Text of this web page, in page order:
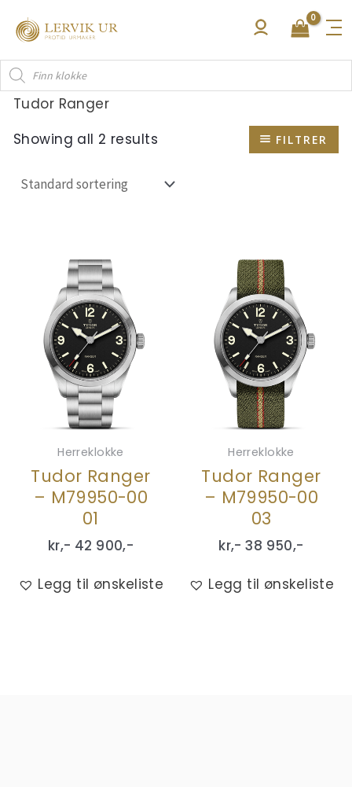
rett
innholdet
Products
search
Tudor Ranger
Showing all 2 results
FILTRER
Herreklokke
Tudor Ranger
– M79950-00
01
kr,- 42 900,-
Legg til ønskeliste
Herreklokke
Tudor Ranger
– M79950-00
03
kr,- 38 950,-
Legg til ønskeliste